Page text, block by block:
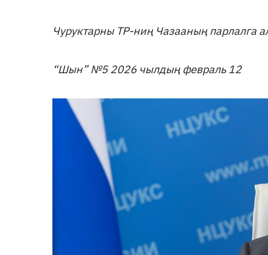
Чуруктарны ТР-ниң Чазааның парлалга
“Шын” №5 2026 чылдың февраль 12